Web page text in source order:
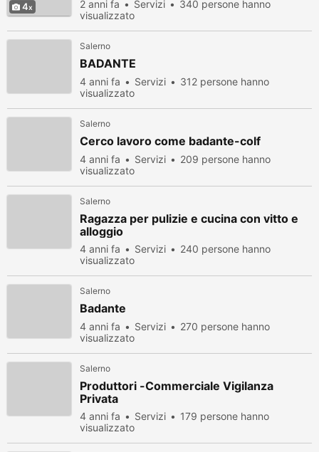
4 2 anni fa Servizi
340 persone hanno
visualizzato
Salerno
BADANTE
4 anni fa Servizi
312 persone hanno
visualizzato
Salerno
Cerco lavoro come badante-colf
4 anni fa Servizi
209 persone hanno
visualizzato
Salerno
Ragazza per pulizie e cucina con vitto e
alloggio
4 anni fa Servizi
240 persone hanno
visualizzato
Salerno
Badante
4 anni fa Servizi
270 persone hanno
visualizzato
Salerno
Produttori -Commerciale Vigilanza
Privata
4 anni fa Servizi
179 persone hanno
visualizzato